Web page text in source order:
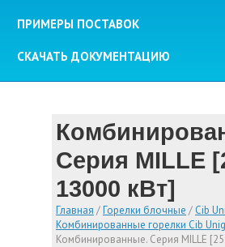
ПРИМЕРЫ ПОСТАВОК
СКАЧАТЬ ДОКУМЕНТАЦИЮ
Серия MILLE
13000 кВт]
Главная /Горелки блочные / Cib
Комбинированные горелки Cib
Комбинированные. Серия MILLE